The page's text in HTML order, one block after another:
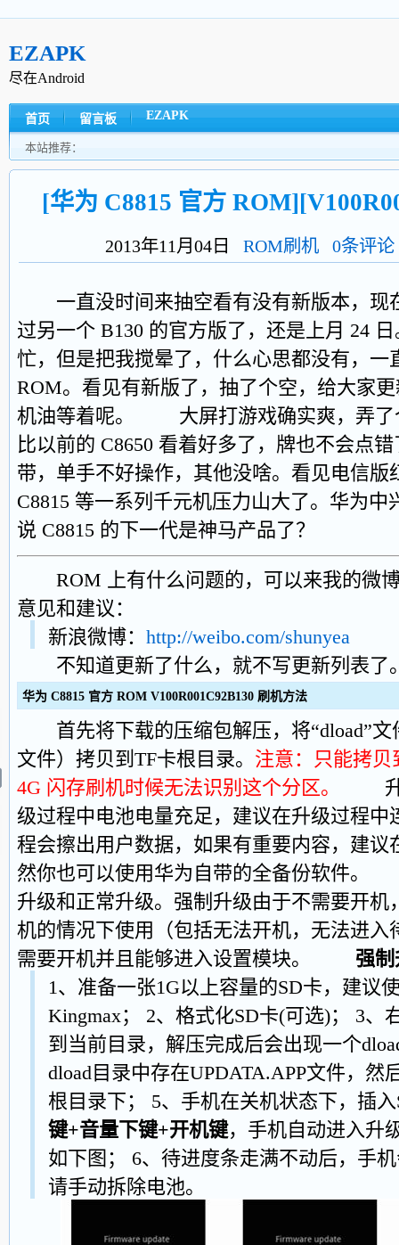
EZAPK
尽在Android
首页 留言板 EZAPK
本站推荐：
[华为 C8815 官方
2013年11月04日 ROM刷机 0条评论
一直没时间来抽空看有没有新版本，现
过另一个 B130 的官方版了，还是上月 24
忙，但是把我搅晕了，什么心思都没有，一
ROM。看见有新版了，抽了个空，给大家
机油等着呢。 大屏打游戏确实爽，弄了
比以前的 C8650 看着好多了，牌也不会点
带，单手不好操作，其他没啥。看见电信版
C8815 等一系列千元机压力山大了。华为
说 C8815 的下一代是神马产品了？
ROM 上有什么问题的，可以来我的微
意见和建议：
新浪微博： http://weibo.com/shunyea
不知道更新了什么，就不写更新列表了
华为 C8815 官方 ROM V100R001C92B130 刷机方法
首先将下载的压缩包解压，将“dload”文
文件）拷贝到TF卡根目录。 注意：只能拷贝
4G 闪存刷机时候无法识别这个分区。
升
级过程中电池电量充足，建议在升级过程中
程会擦出用户数据，如果有重要内容，建议
然你也可以使用华为自带的全备份软件
升级和正常升级。强制升级由于不需要开机
机的情况下使用（包括无法开机，无法进入
需要开机并且能够进入设置模块。 强
1、准备一张1G以上容量的SD卡，建议
Kingmax； 2、格式化SD卡(可选)； 3、
到当前目录，解压完成后会出现一个
dload目录中存在UPDATA.APP文件，然
根目录下； 5、手机在关机状态下，插
键+音量下键+开机键，手机自动进入升
如下图； 6、待进度条走满不动后，手
请手动拆除电池。